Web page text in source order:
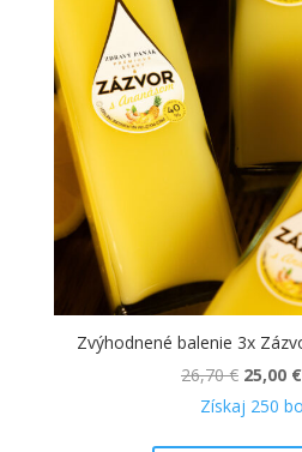
Zvýhodnené balenie 3x
26,70€
cena
25,00 €
Získaj 250